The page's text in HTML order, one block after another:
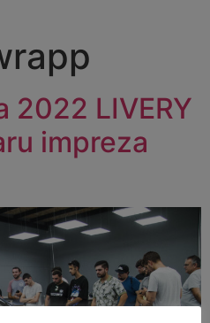
2022 LIVERY
impreza